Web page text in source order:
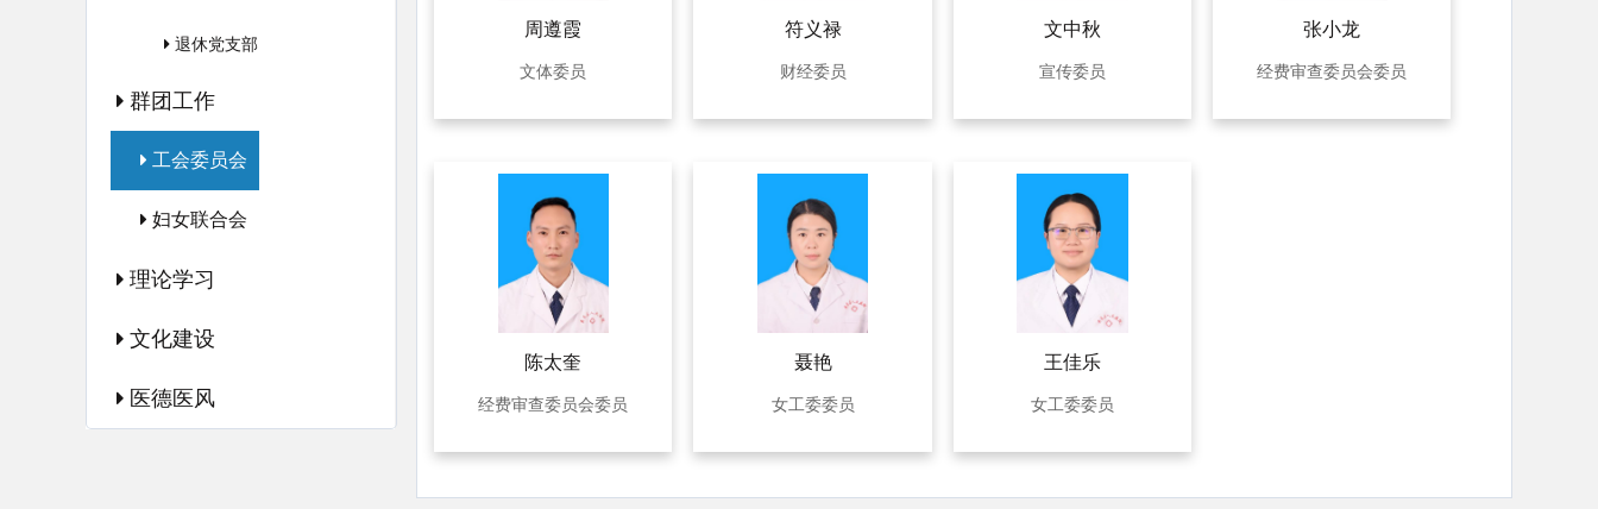
退休党支部
群团工作
工会委员会
妇女联合会
理论学习
文化建设
医德医风
周遵霞
文体委员
符义禄
财经委员
文中秋
宣传委员
张小龙
经费审查委员会委员
陈太奎
经费审查委员会委员
聂艳
女工委委员
王佳乐
女工委委员